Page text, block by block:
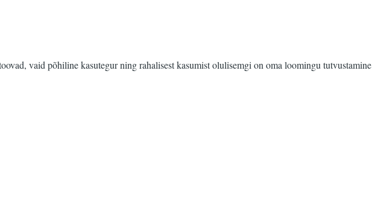
vaid põhiline kasutegur ning rahalisest kasumist olulisemgi on oma loomingu tutvustamine